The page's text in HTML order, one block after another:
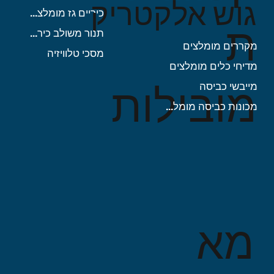
מא
ת
מובילות
כיריים גז מומלצות
תנור משולב כיריים
מסכי טלוויזיה
מקררים מומלצים
מדיחי כלים מומלצים
מייבשי כביסה
מכונות כביסה מומלצות
גוש אלקטריק